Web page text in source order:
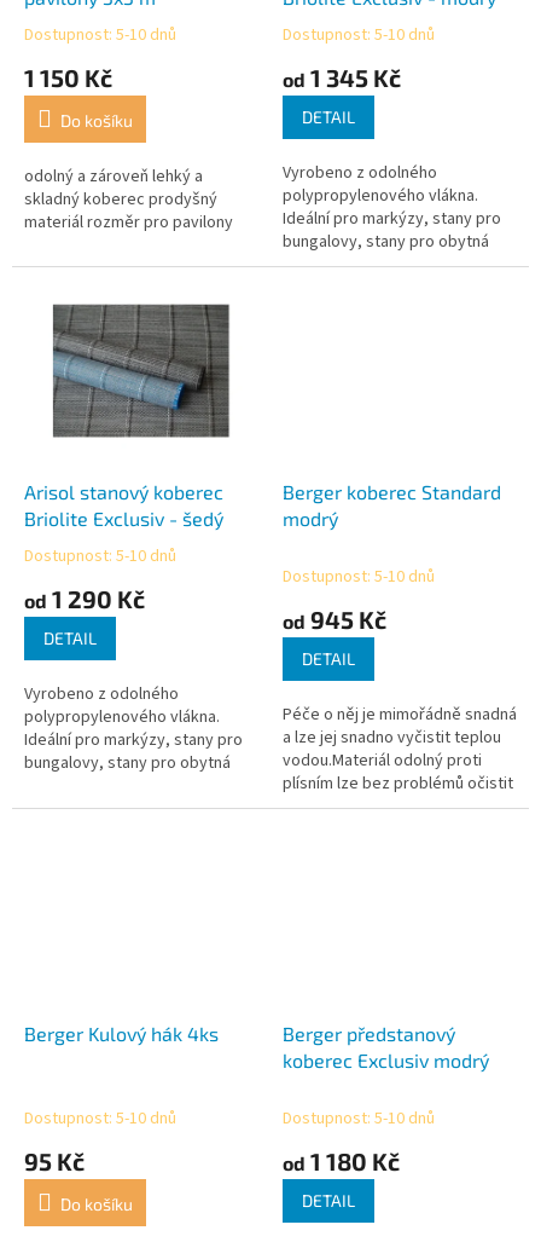
Průměrné
produktu
5,0
5
hvězdiček.
Dostupnost: 5-10 dnů
1 150 Kč
Do košíku
odolný a zároveň lehký a
skladný koberec prodyšný
materiál rozměr pro pavilony
Průměrné
produktu
5
hvězdiček.
Dostupnost: 5-10 dnů
od 1 345 Kč
DETAIL
Vyrobeno z odolného
polypropylenového vlákna.
Ideální pro markýzy, stany pro
bungalovy, stany pro obytná
auta a kupolovité stany.
Arisol stanový koberec
Briolite Exclusiv - šedý
Průměrné
produktu
5
hvězdiček.
Dostupnost: 5-10 dnů
od 1 290 Kč
DETAIL
Vyrobeno z odolného
polypropylenového vlákna.
Ideální pro markýzy, stany pro
bungalovy, stany pro obytná
Propouští vzduch - plocha
Berger koberec Standard
modrý
Dostupnost: 5-10 dnů
od 945 Kč
DETAIL
Péče o něj je mimořádně snadná
a lze jej snadno vyčistit teplou
vodou.Materiál odolný proti
plísním lze bez problémů očistit
vodou.Ani déšť nemůže koberci
Berger Kulový hák 4ks
Dostupnost: 5-10 dnů
95 Kč
Do košíku
Berger předstanový
koberec Exclusiv modrý
Dostupnost: 5-10 dnů
od 1 180 Kč
DETAIL